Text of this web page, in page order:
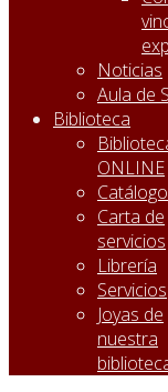
Noticias
Aula de
Biblioteca
ONLINE
Carta de
servicios
Librería
Servicios
Joyas de
nuestra